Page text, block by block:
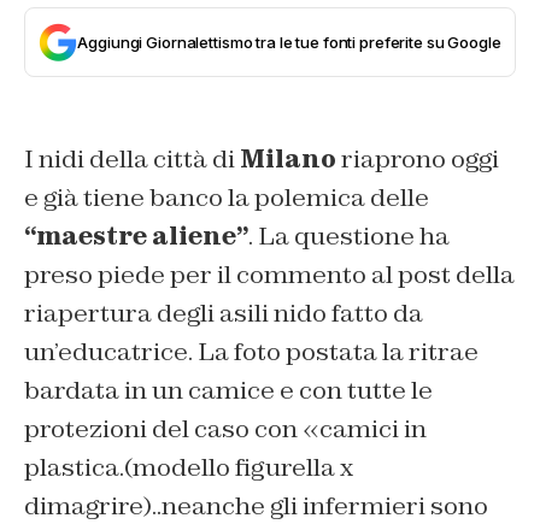
Aggiungi Giornalettismo tra le tue fonti preferite su Google
I nidi della città diMilanoriaprono oggi
e già tiene banco la polemica delle
“maestre aliene”. La questione ha
preso piede per il commento al post della
riapertura degli asili nido fatto da
un’educatrice. La foto postata la ritrae
bardata in un camice e con tutte le
protezioni del caso con «camici in
plastica.(modello figurella x
dimagrire)..neanche gli infermieri sono